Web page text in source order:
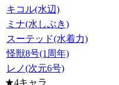
キコル(水辺)
ミナ(水しぶき)
スーテッド(水着力)
怪獣8号(1周年)
レノ(次元6号)
★4キャラ